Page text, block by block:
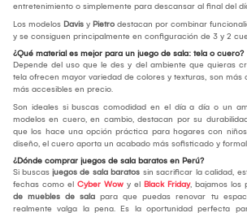
entretenimiento o simplemente para descansar al final del
Los modelos Davis y Pietro destacan por combinar
y se consiguen principalmente en configuración de 3 y 2
¿Qué material es mejor para un juego de sala: tela o cuero?
Depende del uso que le des y del ambiente que quieras
tela ofrecen mayor variedad de colores y texturas, son más
más accesibles en precio.
Son ideales si buscas comodidad en el día a día o un
modelos en cuero, en cambio, destacan por su
que los hace una opción práctica para hogares con
diseño, el cuero aporta un acabado más sofisticado y
¿Dónde comprar juegos de sala baratos en Perú?
Si buscas juegos de sala baratos sin sacrificar la calidad,
fechas como el Cyber Wow y el Black Friday, bajamos los
de muebles de sala para que puedas renovar tu
realmente valga la pena. Es la oportunidad perfecta